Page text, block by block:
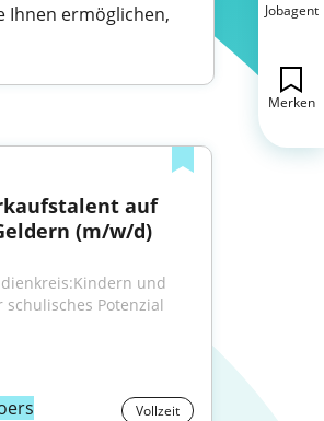
Ihnen ermöglichen,
auf
(m/w/d)
und
Potenzial
Vollzeit
Jobagent
Merken